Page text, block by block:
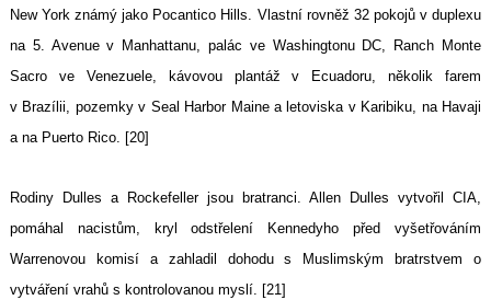
New York známý jako Pocantico Hills. Vlastní rovněž 32 pokojů v duplexu
na 5. Avenue v Manhattanu, palác ve Washingtonu DC, Ranch Monte
Sacro ve Venezuele, kávovou plantáž v Ecuadoru, několik farem
v Brazílii, pozemky v Seal Harbor Maine a letoviska v Karibiku, na Havaji
a na Puerto Rico. [20]
Rodiny Dulles a Rockefeller jsou bratranci. Allen Dulles vytvořil CIA,
pomáhal nacistům, kryl odstřelení Kennedyho před vyšetřováním
Warrenovou komisí a zahladil dohodu s Muslimským bratrstvem o
vytváření vrahů s kontrolovanou myslí. [21]